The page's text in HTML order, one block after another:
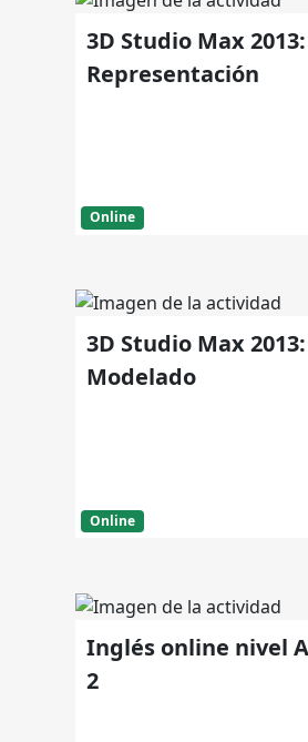
3D Studio Max 2013:
Representación
Online
3D Studio Max 2013:
Modelado
Online
Inglés online nivel
2